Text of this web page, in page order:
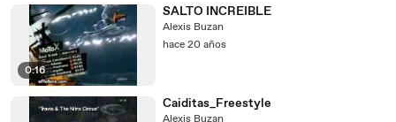
0:16
SALTO INCREIBLE
Alexis Buzan
hace 20 años
Caiditas_Freestyle